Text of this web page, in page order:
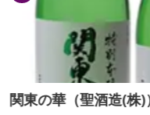
関東の華（聖酒造(株)